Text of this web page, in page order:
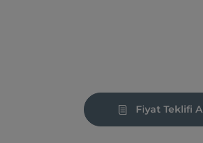
Fiyat Teklifi